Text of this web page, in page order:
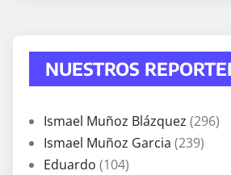
NUESTROS
Ismael Muñoz Blázquez (296)
Ismael Muñoz Garcia (239)
Eduardo (104)